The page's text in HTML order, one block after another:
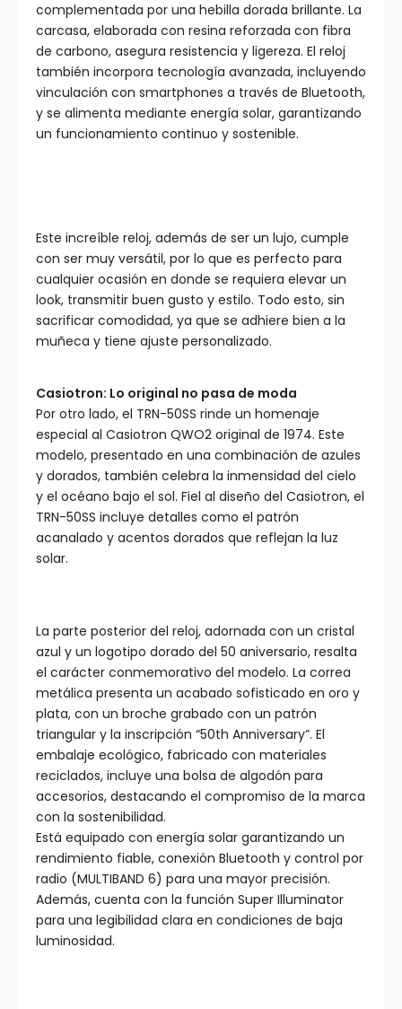
complementada por una hebilla dorada brillante. La
carcasa, elaborada con resina reforzada con fibra
de carbono, asegura resistencia y ligereza. El reloj
también incorpora tecnología avanzada, incluyendo
vinculación con smartphones a través de Bluetooth,
y se alimenta mediante energía solar, garantizando
un funcionamiento continuo y sostenible.
Este increíble reloj, además de ser un lujo, cumple
con ser muy versátil, por lo que es perfecto para
cualquier ocasión en donde se requiera elevar un
look, transmitir buen gusto y estilo. Todo esto, sin
sacrificar comodidad, ya que se adhiere bien a la
muñeca y tiene ajuste personalizado.
Casiotron: Lo original no pasa de moda
Por otro lado, el TRN-50SS rinde un homenaje
especial al Casiotron QWO2 original de 1974. Este
modelo, presentado en una combinación de azules
y dorados, también celebra la inmensidad del cielo
y el océano bajo el sol. Fiel al diseño del Casiotron, el
TRN-50SS incluye detalles como el patrón
acanalado y acentos dorados que reflejan la luz
solar.
La parte posterior del reloj, adornada con un cristal
azul y un logotipo dorado del 50 aniversario, resalta
el carácter conmemorativo del modelo. La correa
metálica presenta un acabado sofisticado en oro y
plata, con un broche grabado con un patrón
triangular y la inscripción “50th Anniversary”. El
embalaje ecológico, fabricado con materiales
reciclados, incluye una bolsa de algodón para
accesorios, destacando el compromiso de la marca
con la sostenibilidad.
Está equipado con energía solar garantizando un
rendimiento fiable, conexión Bluetooth y control por
radio (MULTIBAND 6) para una mayor precisión.
Además, cuenta con la función Super Illuminator
para una legibilidad clara en condiciones de baja
luminosidad.